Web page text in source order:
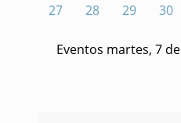
27
28 29 30
Eventos martes, 7